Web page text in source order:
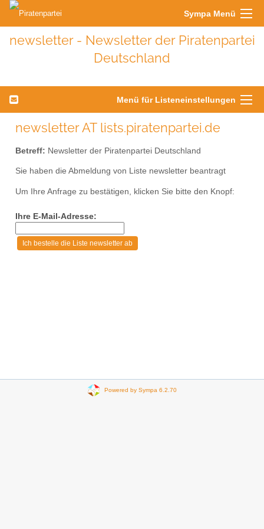
Sympa Menü
newsletter - Newsletter der Piratenpartei
Deutschland
Menü für Listeneinstellungen
newsletter AT lists.piratenpartei.de
Betreff: Newsletter der Piratenpartei Deutschland
Sie haben die Abmeldung von Liste newsletter beantragt
Um Ihre Anfrage zu bestätigen, klicken Sie bitte den Knopf:
Ihre E-Mail-Adresse:
Powered by Sympa 6.2.70